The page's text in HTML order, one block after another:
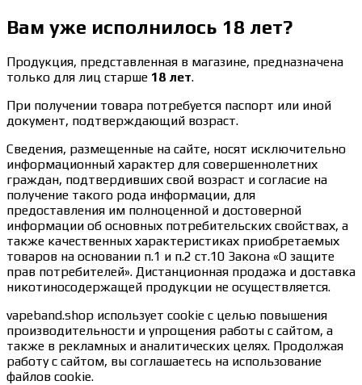
Вам уже исполнилось 18 лет?
Продукция, представленная в магазине, предназначена
только для лиц старше 18 лет.
При получении товара потребуется паспорт или иной
документ, подтверждающий возраст.
Сведения, размещенные на сайте, носят исключительно
информационный характер для совершеннолетних
граждан, подтвердивших свой возраст и согласие на
получение такого рода информации, для
предоставления им полноценной и достоверной
информации об основных потребительских свойствах, а
также качественных характеристиках приобретаемых
товаров на основании п.1 и п.2 ст.10 Закона «О защите
прав потребителей». Дистанционная продажа и доставка
никотиносодержащей продукции не осуществляется.
vapeband.shop использует cookie c целью повышения
производительности и упрощения работы с сайтом, а
также в рекламных и аналитических целях. Продолжая
работу с сайтом, вы соглашаетесь на использование
файлов cookie.